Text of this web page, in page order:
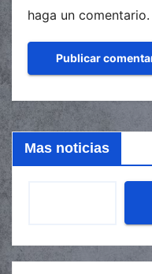
haga un comentario.
Mas noticias